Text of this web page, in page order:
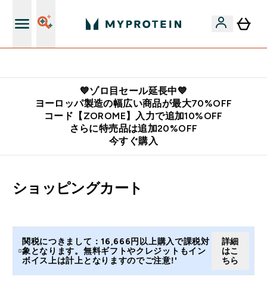
💙ゾロ目セール延長中💙
ヨーロッパ製造の幅広い商品が最大70%OFF
コード【ZOROME】入力で追加10%OFF
さらに特売品は追加20%OFF
今すぐ購入
ショッピングカート
関税につきまして：16,666円以上購入で課税対
象となります。無料ギフトやクレジットもイン
ボイス上は計上となりますのでご注意!'
詳細
はこ
ちら